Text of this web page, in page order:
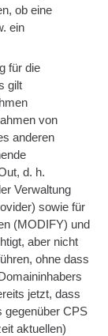
ob eine
ein
für die
gilt
von
anderen
d. h.
Verwaltung
sowie für
(MODIFY) und
aber nicht
ohne dass
jetzt, dass
gegenüber CPS
aktuellen)